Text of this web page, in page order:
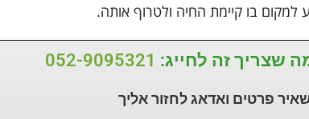
למקום בו קיימת החיה ולטרוף אותה.
שצריך זה לחייג: 052-9095321
פרטים ואדאג לחזוראליך